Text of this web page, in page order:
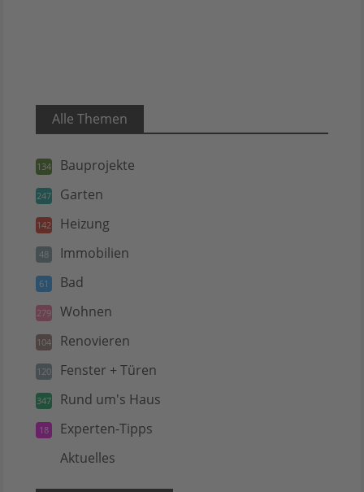
Alle Themen
134 Bauprojekte
247 Garten
142 Heizung
48 Immobilien
61 Bad
279 Wohnen
104 Renovieren
120 Fenster + Türen
347 Rund um's Haus
18 Experten-Tipps
Aktuelles